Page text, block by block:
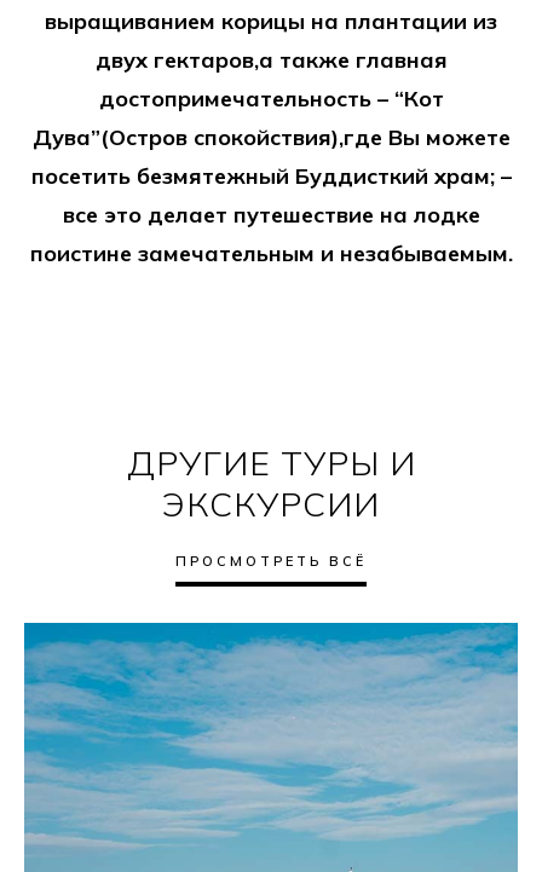
выращиванием корицы на плантации из
двух гектаров,а также главная
достопримечательность – “Кот
Дува”(Остров спокойствия),где Вы можете
посетить безмятежный Буддисткий храм; –
все это делает путешествие на лодке
поистине замечательным и незабываемым.
ДРУГИЕ ТУРЫ И
ЭКСКУРСИИ
ПРОСМОТРЕТЬ ВСЁ